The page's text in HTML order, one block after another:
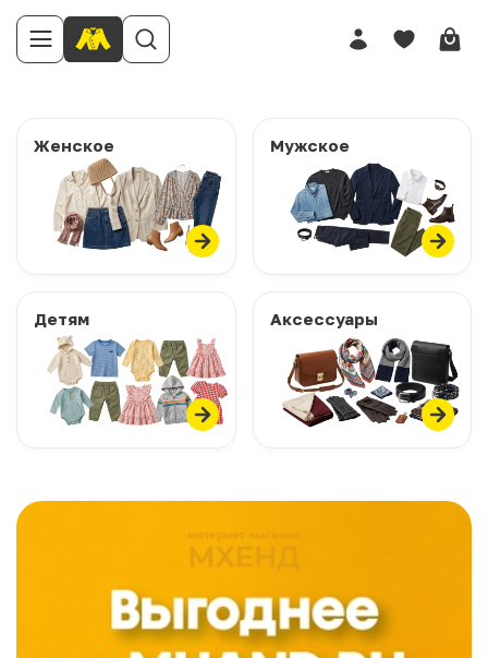
Женское Мужское
Детям Аксессуары